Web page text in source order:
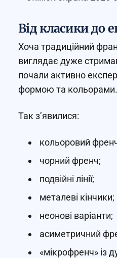
Від класики до
Хоча традиційний
виглядає дуже
почали активно
формою та кольорами.
Так з’явилися:
кольоровий
чорний френч;
подвійні лінії;
металеві кінчики;
неонові варіанти;
асиметричний
«мікрофренч» із